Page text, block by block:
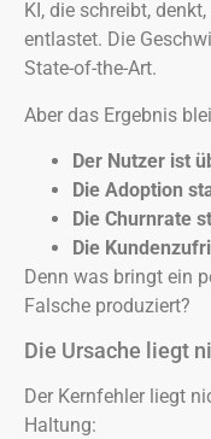
KI, die schreibt,
entlastet. Die
State-of-the-Art.
Aber das Ergebnis
Der Nutzer ist
Die Adoption
Die Churnrate
Die
Denn was bringt ein
Falsche produziert?
Die Ursache liegt
Der Kernfehler liegt
Haltung: